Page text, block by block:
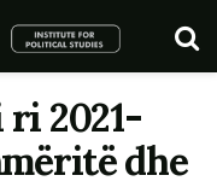
ri 2021-
dhe